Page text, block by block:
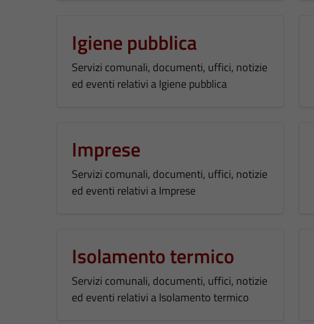
Igiene pubblica
Servizi comunali, documenti, uffici, notizie
ed eventi relativi a Igiene pubblica
Imprese
Servizi comunali, documenti, uffici, notizie
ed eventi relativi a Imprese
Isolamento termico
Servizi comunali, documenti, uffici, notizie
ed eventi relativi a Isolamento termico